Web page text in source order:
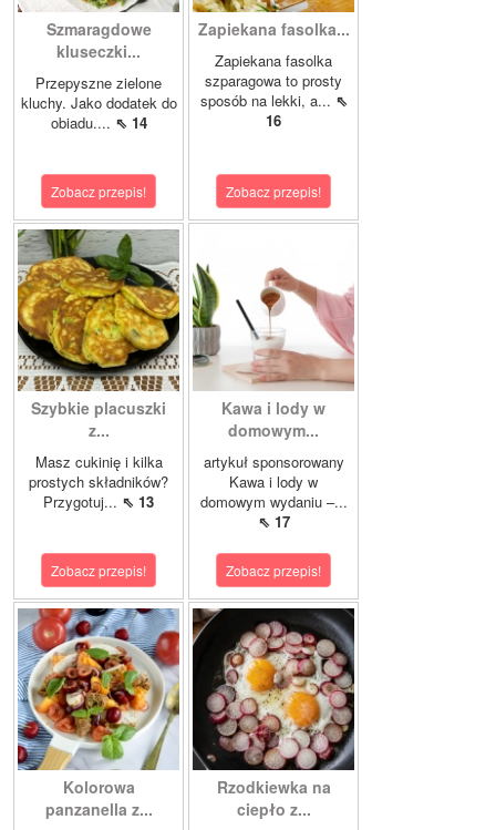
Szmaragdowe
kluseczki...
Przepyszne zielone
kluchy. Jako dodatek do
obiadu.... ⇖ 14
Zobacz przepis!
Zapiekana fasolka...
Zapiekana fasolka
szparagowa to prosty
sposób na lekki, a... ⇖
16
Zobacz przepis!
Szybkie placuszki
z...
Masz cukinię i kilka
prostych składników?
Przygotuj... ⇖ 13
Zobacz przepis!
Kawa i lody w
domowym...
artykuł sponsorowany
Kawa i lody w
domowym wydaniu –...
⇖ 17
Zobacz przepis!
Kolorowa
panzanella z...
Rzodkiewka na
ciepło z...